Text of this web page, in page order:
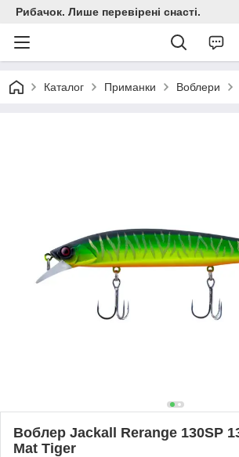
Рибачок. Лише перевірені снасті.
Каталог Приманки Воблери
Воблер Jackall Rerange 130SP
Mat Tiger